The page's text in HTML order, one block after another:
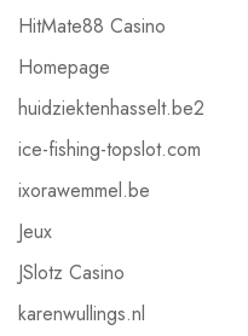
HitMate88 Casino
Homepage
huidziektenhasselt.be2
ice-fishing-topslot.com
ixorawemmel.be
Jeux
JSlotz Casino
karenwullings.nl